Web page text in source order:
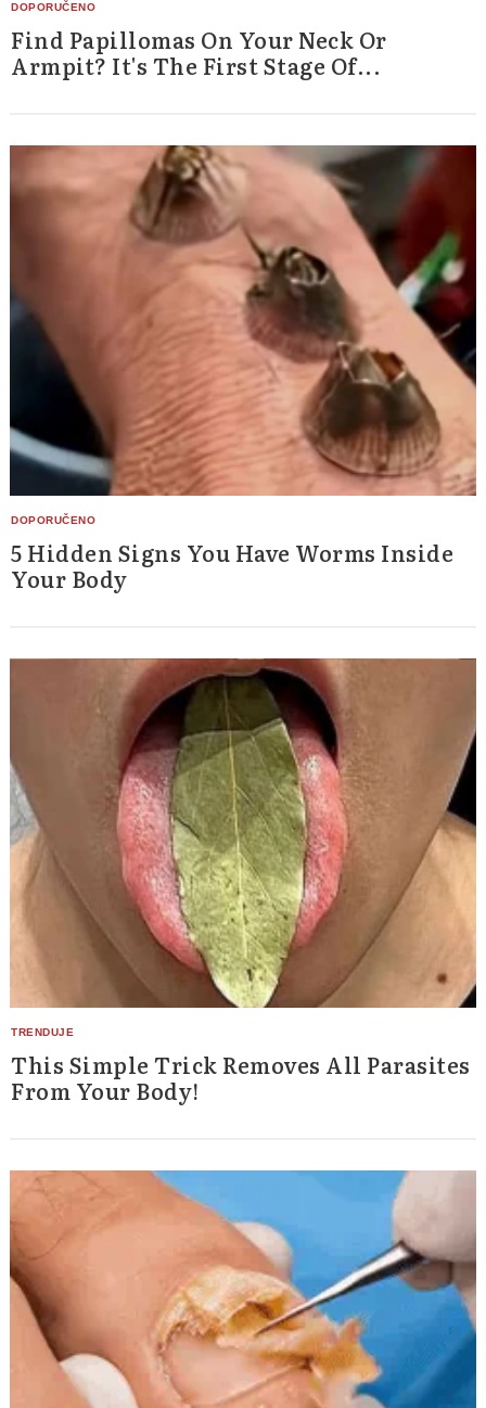
Find Papillomas On Your Neck Or
Armpit? It's The First Stage Of...
5 Hidden Signs You Have Worms Inside
Your Body
This Simple Trick Removes All Parasites
From Your Body!
Search